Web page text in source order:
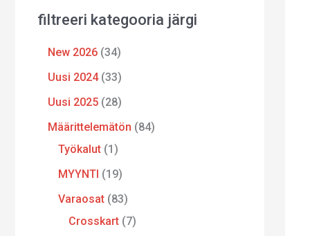
filtreeri kategooria järgi
New 2026 34
Uusi 2024 33
Uusi 2025 28
Määrittelemätön 84
Työkalut 1
MYYNTI 19
Varaosat 83
Crosskart 7